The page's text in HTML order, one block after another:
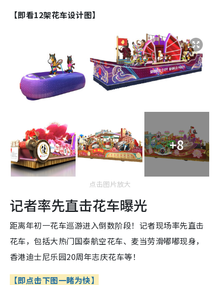
【即看12架花车设计图】
+8
点击图片放大
记者率先直击花车曝光
距离年初一花车巡游进入倒数阶段！记者现场率先直击
花车，包括大热门国泰航空花车、麦当劳滑嘟嘟现身，
香港迪士尼乐园20周年志庆花车等！
【即点击下图一睹为快】